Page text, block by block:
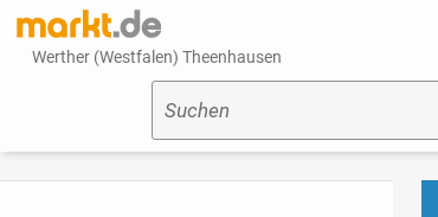
Werther (Westfalen) Theenhausen
Suchen